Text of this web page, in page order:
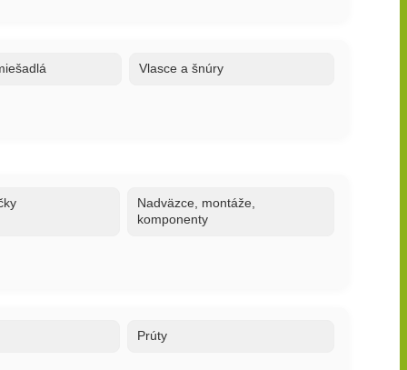
Vlasce a šnúry
Nadväzce, montáže,
komponenty
Prúty